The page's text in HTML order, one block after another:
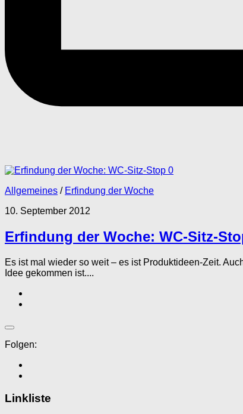
0
Allgemeines / Erfindung der Woche
10. September 2012
Erfindung der Woche: WC-Sitz-
Es ist mal wieder so weit – es ist Produktideen-Zeit.
Idee gekommen ist....
Folgen:
Linkliste